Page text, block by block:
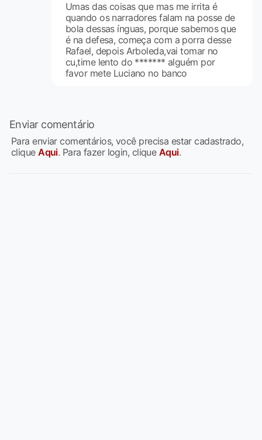
Umas das coisas que mas me irrita é
quando os narradores falam na posse de
bola dessas ínguas, porque sabemos que
é na defesa, começa com a porra desse
Rafael, depois Arboleda,vai tomar no
cu,time lento do ******* alguém por
favor mete Luciano no banco
Enviar comentário
Para enviar comentários, você precisa estar cadastrado,
cliqueAqui. Para fazer login, clique Aqui.